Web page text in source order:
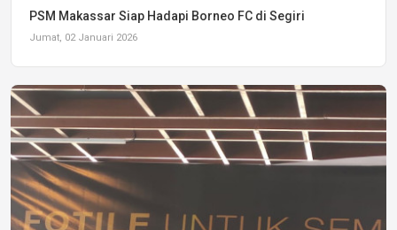
PSM Makassar Siap Hadapi Borneo FC di Segiri
Jumat, 02 Januari 2026